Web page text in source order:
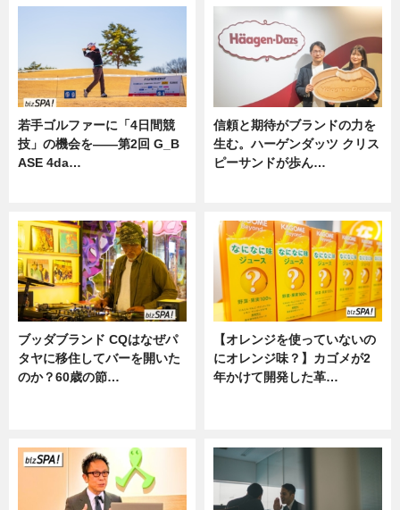
若手ゴルファーに「4日間競
技」の機会を——第2回 G_B
ASE 4da…
信頼と期待がブランドの力を
生む。ハーゲンダッツ クリス
ピーサンドが歩ん…
ブッダブランド CQはなぜパ
タヤに移住してバーを開いた
のか？60歳の節…
【オレンジを使っていないの
にオレンジ味？】カゴメが2
年かけて開発した革…